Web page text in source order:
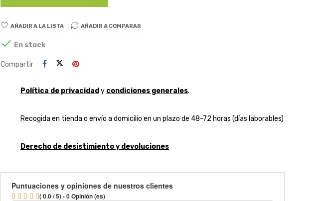
AÑADIR A LA LISTA AÑADIR A COMPARAR
 En stock
Compartir
Política de privacidad y condiciones generales.
Recogida en tienda o envío a domicilio en un plazo de 48-72 horas (días laborables)
Derecho de desistimiento y devoluciones
Puntuaciones y opiniones de nuestros clientes
( 0.0 / 5) - 0 Opinión (es)